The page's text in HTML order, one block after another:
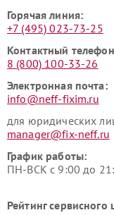
Горячая линия:
+7 (495) 023-73-25
Контактный
8 (800) 100-33-26
Электронная почта:
info@neff-fixim.ru
для юридических
manager@fix-neff.ru
График работы:
ПН-ВСК с 9:00 до
Рейтинг сервисного